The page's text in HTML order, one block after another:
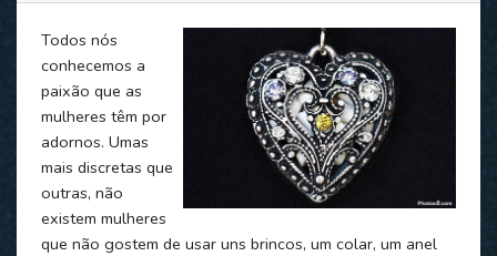
Todos nós
conhecemos a
paixão que as
mulheres têm por
adornos. Umas
mais discretas que
outras, não
existem mulheres
que não gostem de usar uns brincos, um colar, um anel